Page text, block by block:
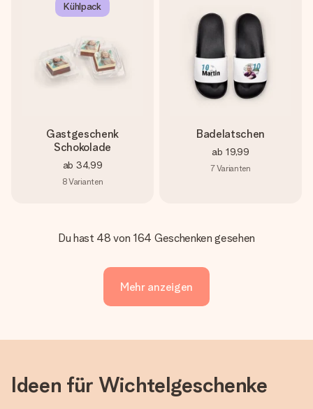
Kühlpack
Gastgeschenk
Schokolade
ab 34,99
8Varianten
Badelatschen
ab 19,99
7Varianten
Du hast 48 von 164 Geschenken gesehen
Mehr anzeigen
Ideen für Wichtelgeschenke